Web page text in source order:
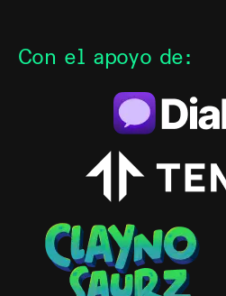
Con el apoyo de: